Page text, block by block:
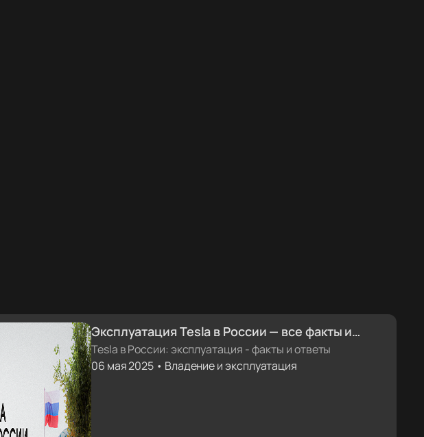
Эксплуатация Tesla в России — все факты и
ответы
Tesla в России: эксплуатация - факты и ответы
06 мая 2025 • Владение и эксплуатация